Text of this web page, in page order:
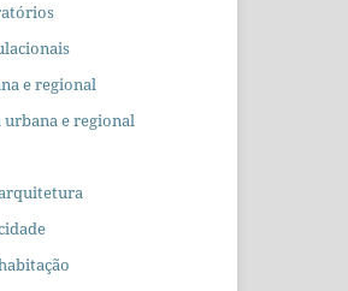
e regional
urbana e regional